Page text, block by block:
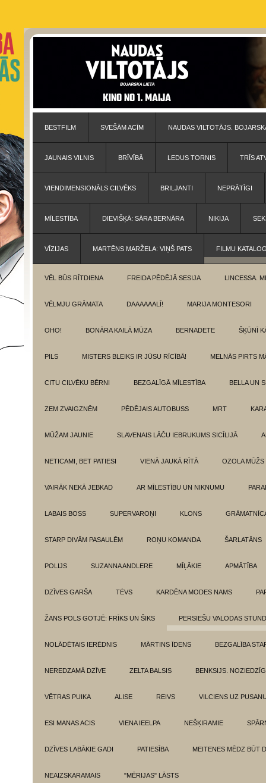
BESTFILM SVEŠĀM ACĪM NAUDAS VILTOTĀJS.
JAUNAIS VILNIS BRĪVĪBĀ LEDUS TORNIS TRĪS
VIENDIMENSIONĀLS CILVĒKS BRILJANTI NEPRĀTĪGI
MĪLESTĪBA DIEVIŠĶĀ: SĀRA BERNĀRA NIKIJA
VĪZIJAS MARTĒNS MARŽELA: VIŅŠ PATS FILMU
VĒL BŪS RĪTDIENA FREIDA PĒDĒJĀ SESIJA LINCESSA.
VĒLMJU GRĀMATA DAAAAAALĪ! MARIJA MONTESORI
OHO! BONĀRA KAILĀ MŪZA BERNADETE ŠĶŪNĪ
PILS MISTERS BLEIKS IR JŪSU RĪCĪBĀ! MELNĀS PIRTS
CITU CILVĒKU BĒRNI BEZGALĪGĀ MĪLESTĪBA BELLA UN
ZEM ZVAIGZNĒM PĒDĒJAIS AUTOBUSS MRT
MŪŽAM JAUNIE SLAVENAIS LĀČU IEBRUKUMS SICĪLIJĀ
NETICAMI, BET PATIESI VIENĀ JAUKĀ RĪTĀ OZOLA MŪŽS
VAIRĀK NEKĀ JEBKAD AR MĪLESTĪBU UN NIKNUMU
LABAIS BOSS SUPERVAROŅI KLONS
STARP DIVĀM PASAULĒM ROŅU KOMANDA ŠARLATĀNS
POLIJS SUZANNA ANDLERE MĪĻĀKIE APMĀTĪBA
DZĪVES GARŠA TĖVS KARDĒNA MODES NAMS
ŽANS POLS GOTJĒ: FRĪKS UN ŠIKS PERSIEŠU VALODAS
NOLĀDĒTAIS IERĒDNIS MĀRTINS ĪDENS BEZGALĪBA
NEREDZAMĀ DZĪVE ZELTA BALSIS BENKSIJS.
VĒTRAS PUIKA ALISE REIVS VILCIENS UZ
ESI MANAS ACIS VIENA IEELPA NEŠĶIRAMIE
DZĪVES LABĀKIE GADI PATIESĪBA MEITENES MĒDZ BŪT
NEAIZSKARAMAIS "MĒRIJAS" LĀSTS